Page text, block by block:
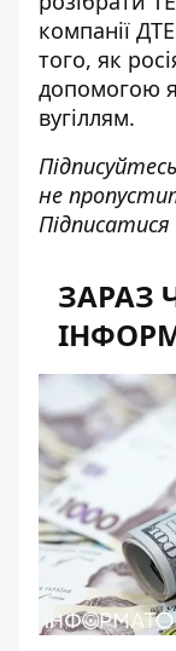
компанії
того, як
допомогою
вугіллям.
не
ЗАРАЗ